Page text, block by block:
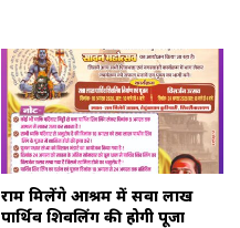
राम मिलेंगे आश्रम में सवा लाख
पार्थिव शिवलिंग की होगी पूजा